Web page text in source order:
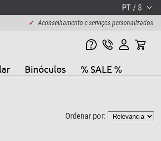
PT / $
✓ Aconselhamento e serviços personalizados
Binóculos % SALE %
Ordenar por: